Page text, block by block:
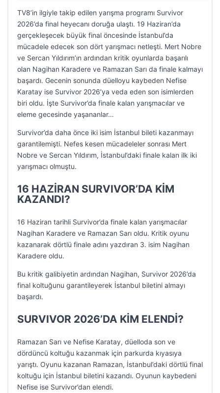
TV8’in ilgiyle takip edilen yarışma programı Survivor
2026’da final heyecanı doruğa ulaştı. 19 Haziran’da
gerçekleşecek büyük final öncesinde İstanbul’da
mücadele edecek son dört yarışmacı netleşti. Mert Nobre
ve Sercan Yıldırım’ın ardından kritik oyunlarda başarılı
olan Nagihan Karadere ve Ramazan Sarı da finale kalmayı
başardı. Gecenin sonunda düelloyu kaybeden Nefise
Karatay ise Survivor 2026’ya veda eden son isimlerden
biri oldu. İşte Survivor’da finale kalan yarışmacılar ve
eleme gecesinde yaşananlar…
Survivor’da daha önce iki isim İstanbul bileti kazanmayı
garantilemişti. Nefes kesen mücadeleler sonrası Mert
Nobre ve Sercan Yıldırım, İstanbul’daki finale kalan ilk iki
yarışmacı olmuştu.
16 HAZİRAN SURVIVOR’DA KİM
KAZANDI?
16 Haziran tarihli Survivor’da finale kalan yarışmacılar
Nagihan Karadere ve Ramazan Sarı oldu. Kritik oyunu
kazanarak dörtlü finale adını yazdıran 3. isim Nagihan
Karadere oldu.
Bu kritik galibiyetin ardından Nagihan, Survivor 2026’da
final koltuğunu garantileyerek İstanbul biletini almayı
başardı.
SURVIVOR 2026’DA KİM ELENDİ?
Ramazan Sarı ve Nefise Karatay, düelloda son ve
dördüncü koltuğu kazanmak için parkurda kıyasıya
yarıştı. Oyunu kazanan Ramazan, İstanbul’daki dörtlü final
koltuğu için İstanbul biletini kazandı. Oyunun kaybedeni
Nefise ise Survivor’dan elendi.